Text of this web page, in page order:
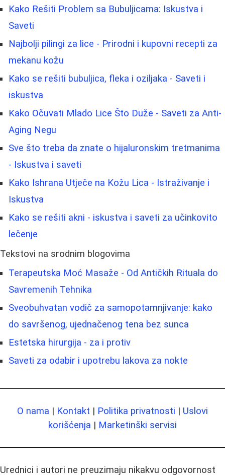
Kako Rešiti Problem sa Bubuljicama: Iskustva i
Saveti
Najbolji pilingi za lice - Prirodni i kupovni recepti za
mekanu kožu
Kako se rešiti bubuljica, fleka i oziljaka - Saveti i
iskustva
Kako Očuvati Mlado Lice Što Duže - Saveti za Anti-
Aging Negu
Sve što treba da znate o hijaluronskim tretmanima
- Iskustva i saveti
Kako Ishrana Utječe na Kožu Lica - Istraživanje i
Iskustva
Kako se rešiti akni - iskustva i saveti za učinkovito
lečenje
Tekstovi na srodnim blogovima
Terapeutska Moć Masaže - Od Antičkih Rituala do
Savremenih Tehnika
Sveobuhvatan vodič za samopotamnjivanje: kako
do savršenog, ujednačenog tena bez sunca
Estetska hirurgija - za i protiv
Saveti za odabir i upotrebu lakova za nokte
O nama | Kontakt | Politika privatnosti | Uslovi
korišćenja | Marketinški servisi
Urednici i autori ne preuzimaju nikakvu odgovornost